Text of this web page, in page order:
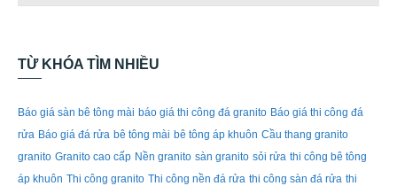
TỪ KHÓA TÌM NHIỀU
Báo giá sàn bê tông mài báo giá thi công đá granito Báo giá thi công đá
rửa Báo giá đá rửa bê tông mài bê tông áp khuôn Cầu thang granito
granito Granito cao cấp Nền granito sàn granito sỏi rửa thi công bê tông
áp khuôn Thi công granito Thi công nền đá rửa thi công sàn đá rửa thi